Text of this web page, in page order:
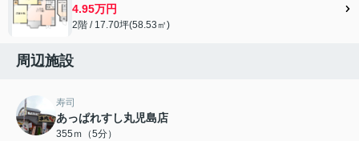
4.95万円
2階 / 17.70坪(58.53㎡)
周辺施設
寿司
あっぱれすし丸児島店
355ｍ（5分）